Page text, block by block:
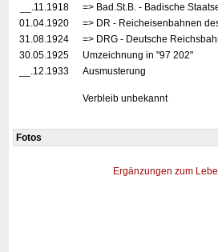
__.11.1918
=> Bad.St.B. - Badische
01.04.1920
=> DR - Reicheisenbahnen
31.08.1924
=> DRG - Deutsche
30.05.1925
Umzeichnung in "97 202"
__.12.1933
Ausmusterung
Verbleib unbekannt
Fotos
Ergänzungen zum